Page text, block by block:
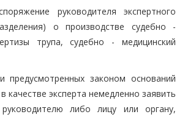
руководителя экспертного
о производстве судебно -
трупа, судебно - медицинский
предусмотренных законом оснований
качестве эксперта немедленно заявить
либо лицу или органу,